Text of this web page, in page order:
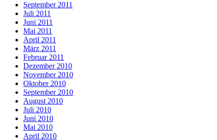
September 2011
Juli 2011
Juni 2011
Mai 2011
April 2011
März 2011
Februar 2011
Dezember 2010
November 2010
Oktober 2010
September 2010
August 2010
Juli 2010
Juni 2010
Mai 2010
April 2010